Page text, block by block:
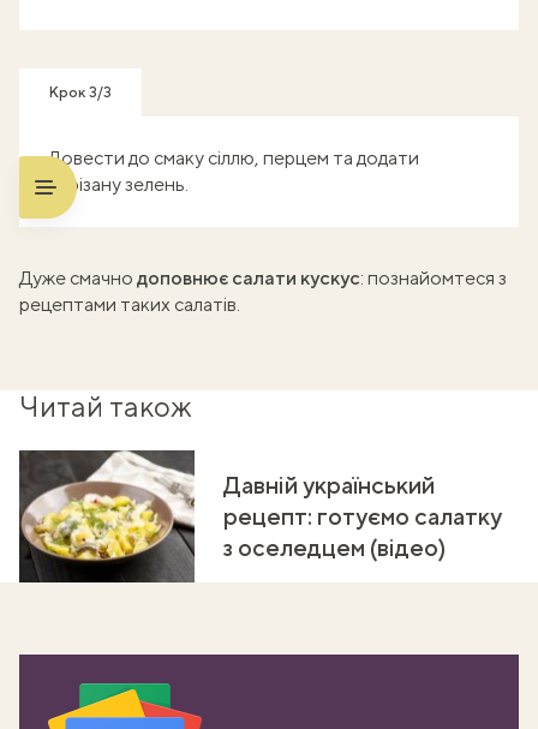
Крок 3/3
Довести до смаку сіллю, перцем та додати
нарізану зелень.
Дуже смачно доповнює салати кускус: познайомтеся з
рецептами таких салатів.
Читай також
Давній український
рецепт: готуємо салатку
з оселедцем (відео)